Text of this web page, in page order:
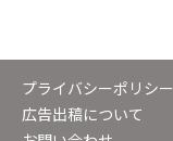
プライバシーポリシー
広告出稿について